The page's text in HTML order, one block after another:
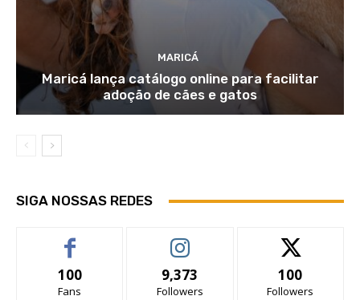
MARICÁ
Maricá lança catálogo online para facilitar
adoção de cães e gatos
SIGA NOSSAS REDES
100
Fans
9,373
Followers
100
Followers